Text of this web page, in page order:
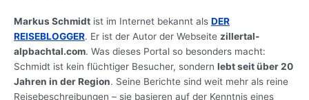
Markus Schmidt ist im Internet bekannt als DER
REISEBLOGGER. Er ist der Autor der Webseite zillertal-
alpbachtal.com. Was dieses Portal so besonders macht:
Schmidt ist kein flüchtiger Besucher, sondern lebt seit über 20
Jahren in der Region. Seine Berichte sind weit mehr als reine
Reisebeschreibungen – sie basieren auf der Kenntnis eines